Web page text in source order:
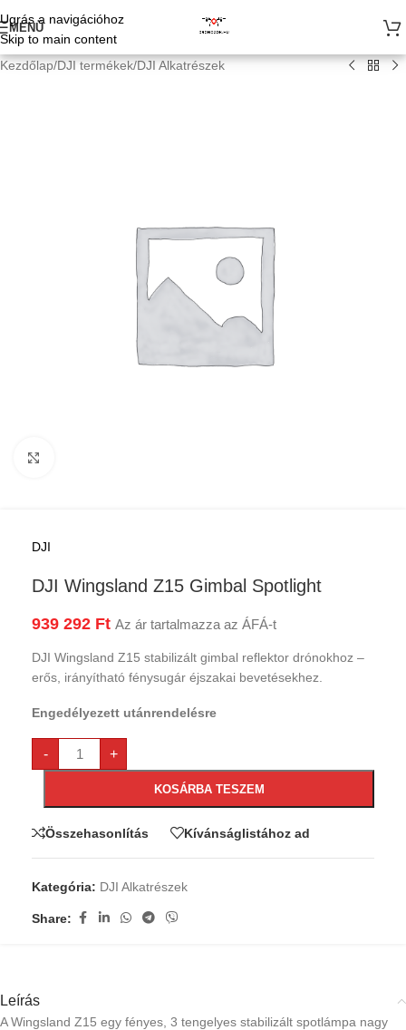
Ugrás a navigációhoz
Skip to main content
MENÜ
Kezdőlap/DJI termékek/DJI Alkatrészek
DJI
DJI Wingsland Z15 Gimbal Spotlight
939 292 Ft Az ár tartalmazza az ÁFÁ-t
DJI Wingsland Z15 stabilizált gimbal reflektor drónokhoz –
erős, irányítható fénysugár éjszakai bevetésekhez.
Engedélyezett utánrendelésre
- +
KOSÁRBA TESZEM
Összehasonlítás Kívánságlistához ad
Kategória: DJI Alkatrészek
Share:
Leírás
A Wingsland Z15 egy fényes, 3 tengelyes stabilizált spotlámpa nagy